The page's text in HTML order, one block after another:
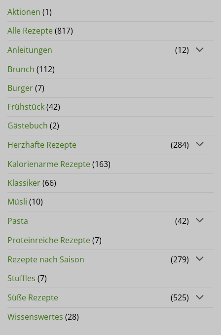
Aktionen (1)
Alle Rezepte(817)
Anleitungen
(12)
Brunch (112)
Burger(7)
Frühstück(42)
Gästebuch (2)
Herzhafte Rezepte
(284)
Kalorienarme Rezepte(163)
Klassiker(66)
Müsli (10)
Pasta
(42)
Proteinreiche Rezepte(7)
Rezepte nach Saison
(279)
Stuffles (7)
Süße Rezepte
(525)
Wissenswertes (28)